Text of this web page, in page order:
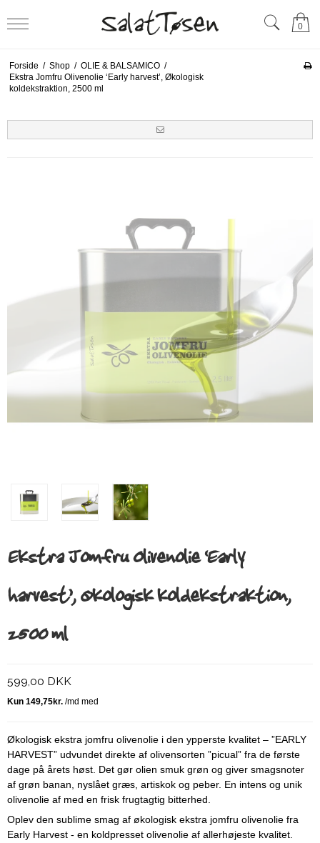
0
Forside / Shop / OLIE & BALSAMICO /
Ekstra Jomfru Olivenolie ‘Early harvest’, Økologisk
koldekstraktion, 2500 ml
Ekstra Jomfru Olivenolie ‘Early
harvest’, Økologisk koldekstraktion,
2500 ml
599,00 DKK
Økologisk ekstra jomfru olivenolie i den ypperste kvalitet – ”EARLY
HARVEST” udvundet direkte af olivensorten ”picual” fra de første
dage på årets høst. Det gør olien smuk grøn og giver smagsnoter
af grøn banan, nyslået græs, artiskok og peber. En intens og unik
olivenolie af med en frisk frugtagtig bitterhed.
Oplev den sublime smag af økologisk ekstra jomfru olivenolie fra
Early Harvest - en koldpresset olivenolie af allerhøjeste kvalitet.